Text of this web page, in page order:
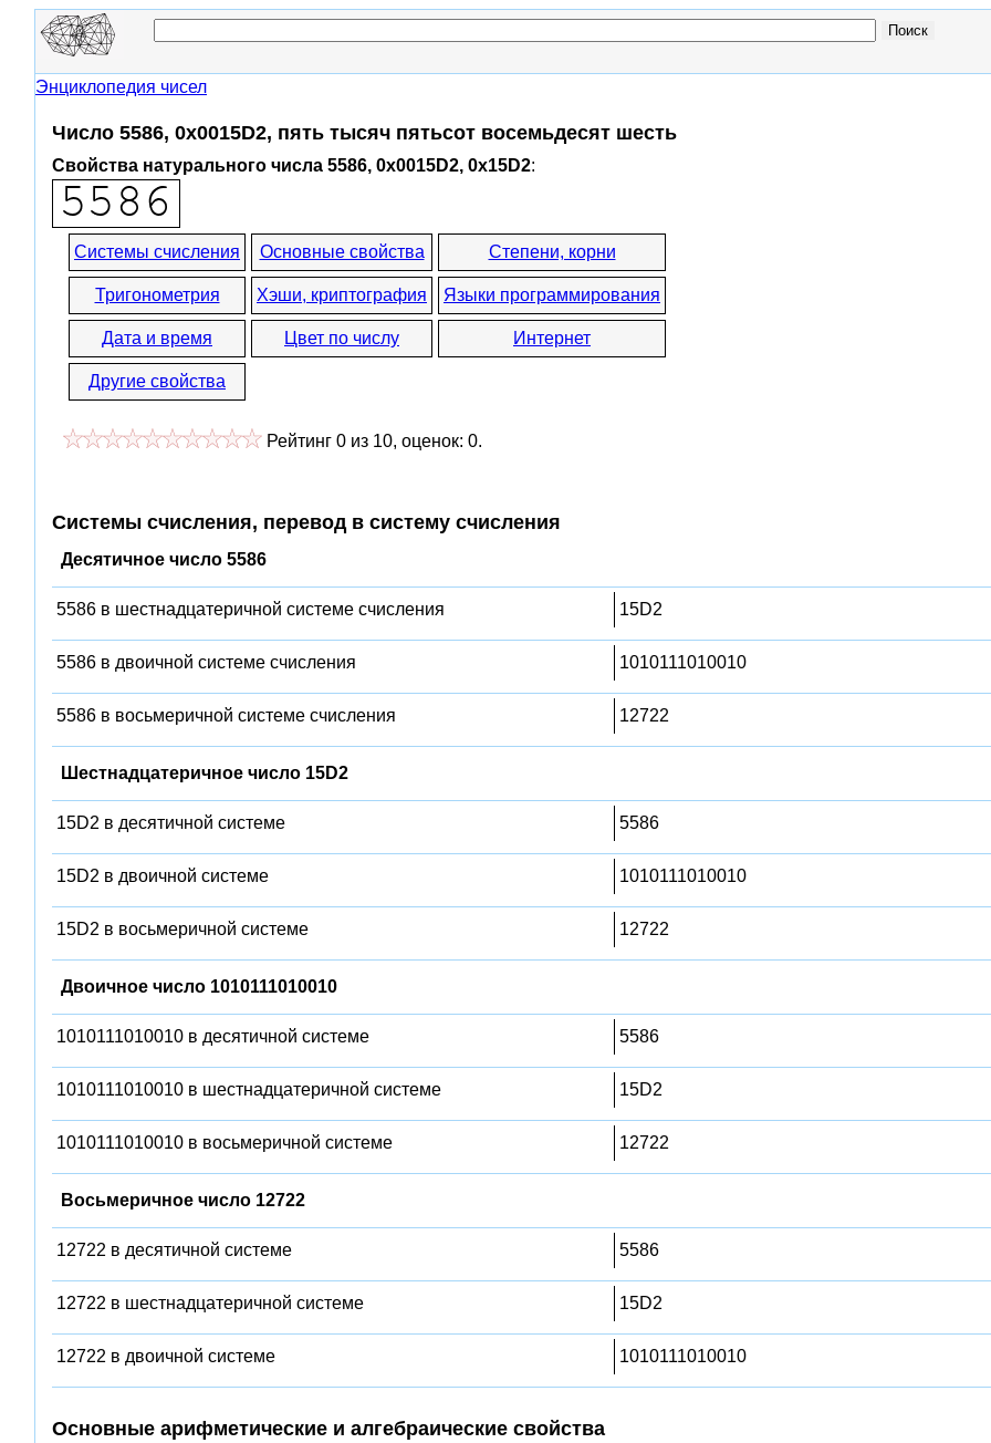
Энциклопедия чисел
Число 5586, 0x0015D2, пять тысяч пятьсот восемьдесят шесть
Свойства натурального числа 5586, 0x0015D2, 0x15D2:
Системы счисления Основные свойства Степени, корни
Тригонометрия Хэши, криптография Языки программирования
Дата и время Цвет по числу Интернет
Другие свойства
Рейтинг 0 из 10, оценок: 0.
Системы счисления, перевод в систему счисления
Десятичное число 5586
5586 в шестнадцатеричной системе счисления 15D2
5586 в двоичной системе счисления 1010111010010
5586 в восьмеричной системе счисления 12722
Шестнадцатеричное число 15D2
15D2 в десятичной системе 5586
15D2 в двоичной системе 1010111010010
15D2 в восьмеричной системе 12722
Двоичное число 1010111010010
1010111010010 в десятичной системе 5586
1010111010010 в шестнадцатеричной системе 15D2
1010111010010 в восьмеричной системе 12722
Восьмеричное число 12722
12722 в десятичной системе 5586
12722 в шестнадцатеричной системе 15D2
12722 в двоичной системе 1010111010010
Основные арифметические и алгебраические свойства